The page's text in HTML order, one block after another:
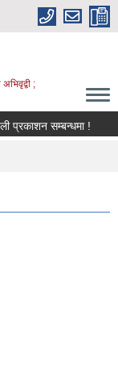
;
सम्बन्धमा !